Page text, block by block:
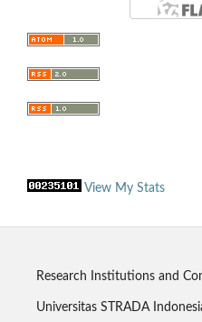
View My Stats
Research Institutions and
Universitas STRADA